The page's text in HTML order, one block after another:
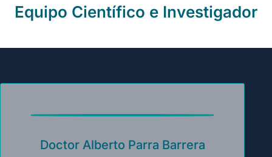
Equipo Científico e Investigador
Doctor Alberto Parra Barrera